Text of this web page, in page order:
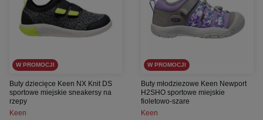
W PROMOCJI
Buty dziecięce Keen NX Knit DS
sportowe miejskie sneakersy na
rzepy
Keen
W PROMOCJI
Buty młodziezowe Keen Newport
H2SHO sportowe miejskie
fioletowo-szare
Keen